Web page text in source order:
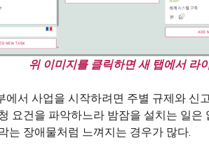
위 이미지를 클릭하면 새 탭에서 라
에서 사업을 시작하려면 주별 규제와 신
요건을 파악하느라 밤잠을 설치는 일은
는 장애물처럼 느껴지는 경우가 많다.